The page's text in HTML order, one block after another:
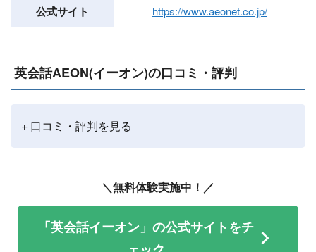
公式サイト https://www.aeonet.co.jp/
英会話AEON(イーオン)の口コミ・評判
+ 口コミ・評判を見る
＼無料体験実施中！／
「英会話イーオン」の公式サイトをチ